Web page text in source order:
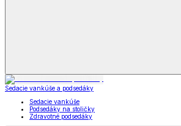
Sedacie vankúše a podsedáky
Sedacie vankúše
Podsedáky na stoličky
Zdravotné podsedáky